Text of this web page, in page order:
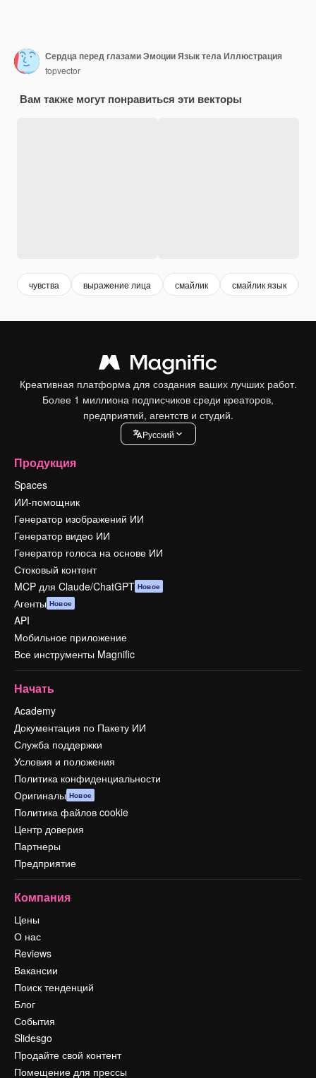
Сердца перед глазами Эмоции Язык тела Иллюстрация
topvector
Вам также могут понравиться эти векторы
чувства выражение лица смайлик смайлик язык
Креативная платформа для создания ваших лучших работ.
Более 1 миллиона подписчиков среди креаторов,
предприятий, агентств и студий.
Pусский
Продукция
Spaces
ИИ-помощник
Генератор изображений ИИ
Генератор видео ИИ
Генератор голоса на основе ИИ
Стоковый контент
MCP для Claude/ChatGPT Новое
Агенты Новое
API
Мобильное приложение
Все инструменты Magnific
Начать
Academy
Документация по Пакету ИИ
Служба поддержки
Условия и положения
Политика конфиденциальности
Оригиналы Новое
Политика файлов cookie
Центр доверия
Партнеры
Предприятие
Компания
Цены
О нас
Reviews
Вакансии
Поиск тенденций
Блог
События
Slidesgo
Продайте свой контент
Помещение для прессы